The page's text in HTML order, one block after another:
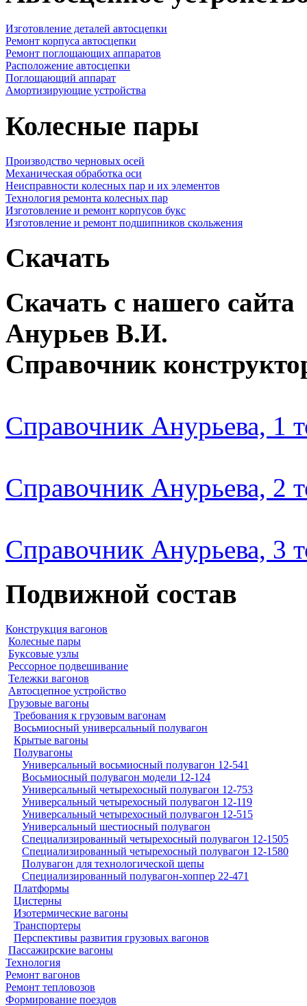
Изготовление деталей автосцепки
Ремонт корпуса автосцепки
Ремонт поглощающих аппаратов
Расположение автосцепки
Поглощающий аппарат
Амортизирующие устройства
Колесные пары
Производство черновых осей
Механическая обработка оси
Неисправности колесных пар и их элементов
Технология ремонта колесных пар
Изготовление и ремонт корпусов букс
Изготовление и ремонт подшипников скольжения
Скачать
Скачать с нашего сайта
Анурьев В.И.
Справочник
Справочник Анурьева, 1
Справочник Анурьева, 2
Справочник Анурьева, 3
Подвижной состав
Конструкция вагонов
Колесные пары
Буксовые узлы
Рессорное подвешивание
Тележки вагонов
Автосцепное устройство
Грузовые вагоны
Требования к грузовым вагонам
Восьмиосный универсальный полувагон
Крытые вагоны
Полувагоны
Универсальный восьмиосный полувагон 12-541
Восьмиосный полувагон модели 12-124
Универсальный четырехосный полувагон 12-753
Универсальный четырехосный полувагон 12-119
Универсальный четырехосный полувагон 12-515
Универсальный шестиосный полувагон
Специализированный четырехосный полувагон 12-1505
Специализированный четырехосный полувагон 12-1580
Полувагон для технологической щепы
Специализированный полувагон-хоппер 22-471
Платформы
Цистерны
Изотермические вагоны
Транспортеры
Перспективы развития грузовых вагонов
Пассажирские вагоны
Технология
Ремонт вагонов
Ремонт тепловозов
Формирование поездов